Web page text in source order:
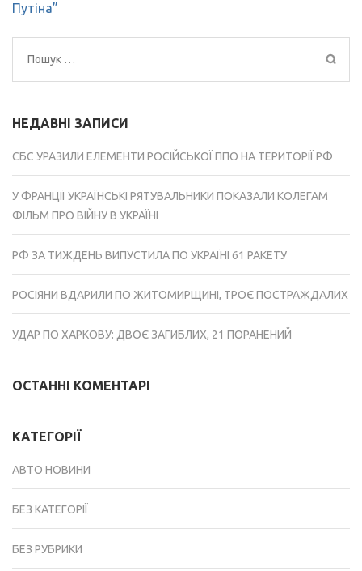
Путіна”
Пошук:
НЕДАВНІ ЗАПИСИ
СБС УРАЗИЛИ ЕЛЕМЕНТИ РОСІЙСЬКОЇ ППО НА ТЕРИТОРІЇ РФ
У ФРАНЦІЇ УКРАЇНСЬКІ РЯТУВАЛЬНИКИ ПОКАЗАЛИ КОЛЕГАМ
ФІЛЬМ ПРО ВІЙНУ В УКРАЇНІ
РФ ЗА ТИЖДЕНЬ ВИПУСТИЛА ПО УКРАЇНІ 61 РАКЕТУ
РОСІЯНИ ВДАРИЛИ ПО ЖИТОМИРЩИНІ, ТРОЄ ПОСТРАЖДАЛИХ
УДАР ПО ХАРКОВУ: ДВОЄ ЗАГИБЛИХ, 21 ПОРАНЕНИЙ
ОСТАННІ КОМЕНТАРІ
КАТЕГОРІЇ
АВТО НОВИНИ
БЕЗ КАТЕГОРІЇ
БЕЗ РУБРИКИ